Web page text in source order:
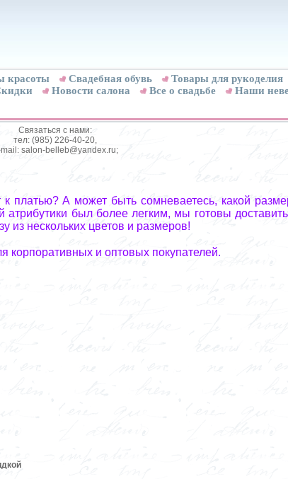
красоты Свадебная обувь Товары для рукоделия
Новости салона Все о свадьбе Наши
Связаться с нами:
тел: (985) 226-40-20,
salon-belleb@yandex.ru;
платью? А может быть сомневаетесь, какой
был более легким, мы готовы
из нескольких цветов и размеров!
корпоративных и оптовых покупателей.